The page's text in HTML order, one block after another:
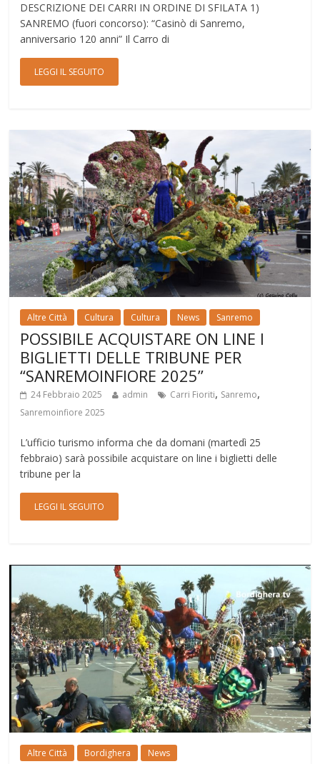
DESCRIZIONE DEI CARRI IN ORDINE DI SFILATA 1)
SANREMO (fuori concorso): “Casinò di Sanremo,
anniversario 120 anni” Il Carro di
LEGGI IL SEGUITO
Altre Città Cultura Cultura News Sanremo
POSSIBILE ACQUISTARE ON LINE I
BIGLIETTI DELLE TRIBUNE PER
“SANREMOINFIORE 2025”
24 Febbraio 2025 admin Carri Fioriti, Sanremo,
Sanremoinfiore 2025
L’ufficio turismo informa che da domani (martedì 25
febbraio) sarà possibile acquistare on line i biglietti delle
tribune per la
LEGGI IL SEGUITO
Altre Città Bordighera News